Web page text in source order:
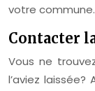
votre commune.
Contacter
Vous ne
l’aviez